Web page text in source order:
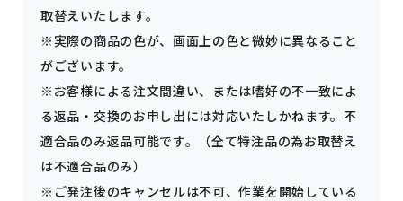
取替えいたします。
※実際の商品の色が、画面上の色と微妙に異なること
がございます。
※お客様による注文間違い、または嗜好の不一致によ
る返品・交換のお申し出には対応いたしかねます。不
適合品のみ返品可能です。（全て特注品の為お取替え
は不適合品のみ）
※ご発注後のキャンセルは不可、作業を開始している